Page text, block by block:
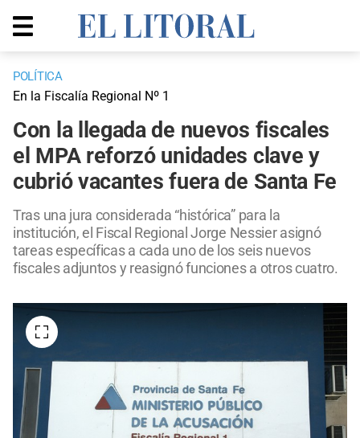
POLÍTICA
En la Fiscalía Regional Nº 1
Con la llegada de nuevos fiscales
el MPA reforzó unidades clave y
cubrió vacantes fuera de Santa Fe
Tras una jura considerada “histórica” para la
institución, el Fiscal Regional Jorge Nessier asignó
tareas específicas a cada uno de los seis nuevos
fiscales adjuntos y reasignó funciones a otros cuatro.